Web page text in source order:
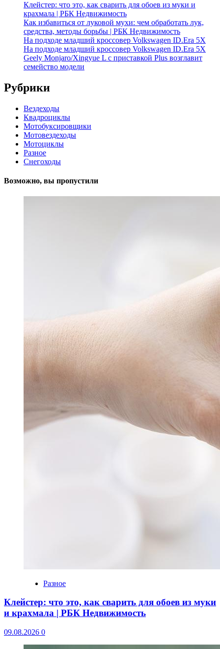
Клейстер: что это, как сварить для обоев из муки и
крахмала | РБК Недвижимость
Как избавиться от луковой мухи: чем обработать лук,
средства, методы борьбы | РБК Недвижимость
На подходе младший кроссовер Volkswagen ID.Era 5X
На подходе младший кроссовер Volkswagen ID.Era 5X
Geely Monjaro/Xingyue L с приставкой Plus возглавит
семейство модели
Рубрики
Вездеходы
Квадроциклы
Мотобуксировщики
Мотовездеходы
Мотоциклы
Разное
Снегоходы
Возможно, вы пропустили
Разное
Клейстер: что это, как сварить для обоев из муки
и крахмала | РБК Недвижимость
09.08.2026 0